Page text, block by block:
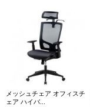
メッシュチェア オフィスチ
ェア ハイバ...